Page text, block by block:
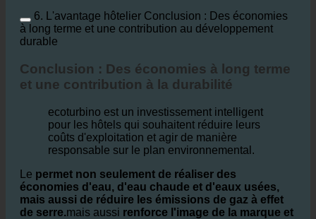
6. L'avantage hôtelier Conclusion : Des économies
à long terme et une contribution au développement
durable
Conclusion : Des économies à long terme
et une contribution à la durabilité
ecoturbino est un investissement intelligent
pour les hôtels qui souhaitent réduire leurs
coûts d'exploitation et agir de manière
responsable sur le plan environnemental.
Le permet non seulement de réaliser des
économies d'eau, d'eau chaude et d'eaux usées,
mais aussi de réduire les émissions de gaz à effet
de serre.mais aussi renforce l'image de la marque et